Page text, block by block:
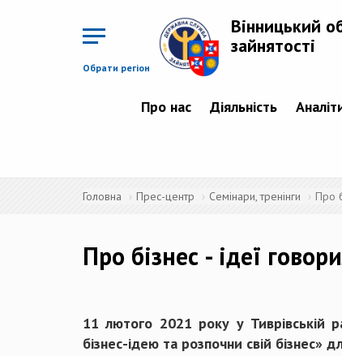
Обрати регіон
Вінницький
зайнятості
Про нас Діяльність
Головна Прес-центр Семінари, тренінги Про
Про бізнес - ідеї
11 лютого 2021 року у Тиврівській
бізнес-ідею та розпочни свій бізнес»